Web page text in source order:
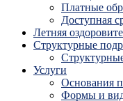
Платные
Доступная
Летняя
Структурные
Услуги
Основания
Формы и